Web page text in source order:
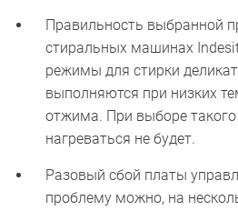
Правильность выбранной
стиральных машинах
режимы для стирки
выполняются при низких
отжима. При выборе
нагреваться не будет.
Разовый сбой платы
проблему можно, на